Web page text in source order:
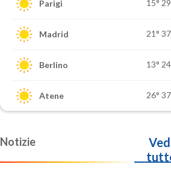
Parigi 15°
Madrid 21°
Berlino 13°
Atene 26°
Notizie